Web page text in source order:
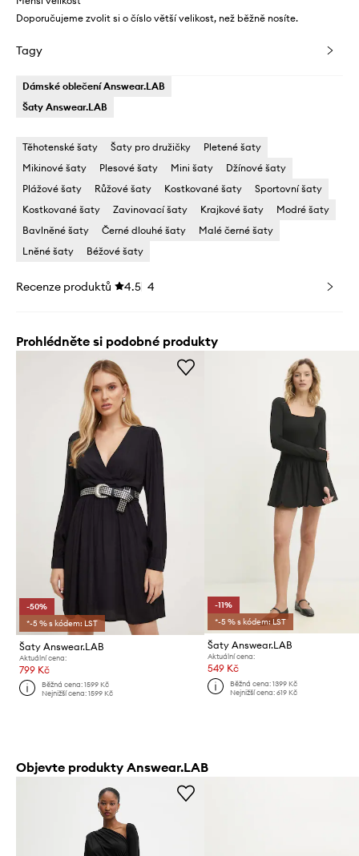
Doporučujeme zvolit si o číslo větší velikost, než běžně nosíte.
Tagy
Dámské oblečení Answear.LAB
Šaty Answear.LAB
Těhotenské šaty Šaty pro družičky
Pletené šaty
Mikinové šaty
Plesové šaty Mini šaty
Džínové šaty
Plážové šaty
Růžové šaty Kostkované šaty
Sportovní šaty
Kostkované šaty
Zavinovací šaty Krajkové šaty
Modré šaty
Bavlněné šaty
Černé dlouhé šaty
Malé černé šaty
Lněné šaty
Béžové šaty
Recenze produktů 4.5 4
Prohlédněte si podobné produkty
-50%
*-5 % s kódem: LST
Šaty Answear.LAB
Aktuální cena:
799 Kč
Běžná cena:1599 Kč
Nejnižší cena:1599 Kč
-11%
*-5 % s kódem: LST
Šaty Answear.LAB
Aktuální cena:
549 Kč
Běžná cena: 1399 Kč
Nejnižší cena: 619 Kč
Objevte produkty Answear.LAB